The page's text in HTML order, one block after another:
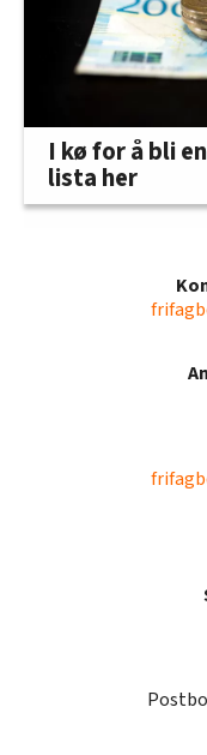
I kø for å bli
lista her